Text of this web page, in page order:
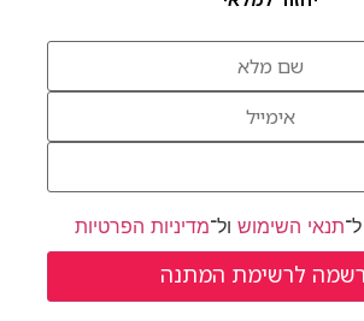
תנאי השימושול־מדיניות הפרטיות